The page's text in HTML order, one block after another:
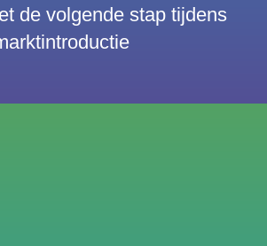
de volgende stap tijdens